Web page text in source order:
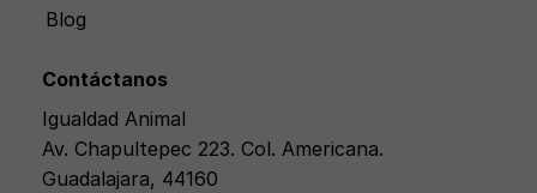
Blog
Contáctanos
Igualdad Animal
Av. Chapultepec 223. Col. Americana.
Guadalajara, 44160